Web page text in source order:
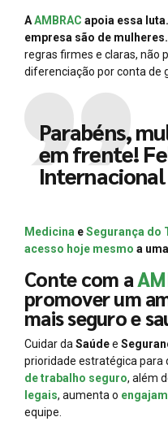
AAMBRAC apoia essa
empresa são de mulheres.
regras firmes e claras, não
diferenciação por conta de
Parabéns,
em frente!
Medicina eSegurança do
acesso hoje mesmo a uma
Conte com a
promover um
mais seguro e
Cuidar da Saúdee
prioridade estratégica para
de trabalho seguro, além
legais, aumenta o
equipe.